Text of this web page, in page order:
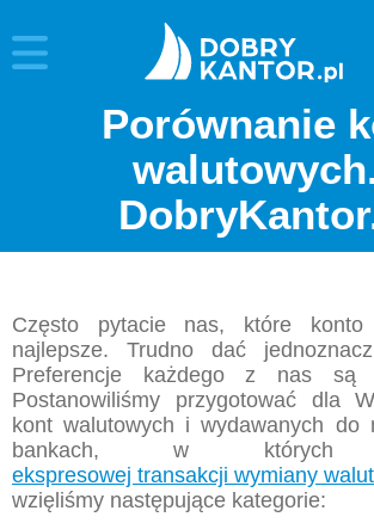
Porównanie
Często pytacie nas, które konto
najlepsze. Trudno dać
Preferencje każdego z nas są
Postanowiliśmy przygotować dla
kont walutowych i wydawanych
bankach, w których
ekspresowej transakcji wymiany walut
wzięliśmy następujące kategorie: